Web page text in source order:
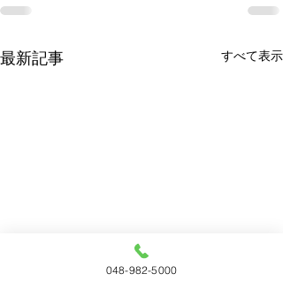
最新記事 すべて表示
048-982-5000